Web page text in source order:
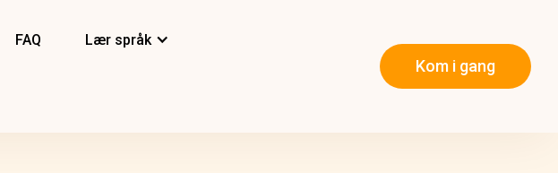
FAQ Lær språk
Kom i gang